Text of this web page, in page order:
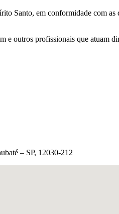
Santo, em conformidade com
outros profissionais que atuam
– SP, 12030-212